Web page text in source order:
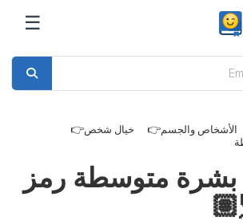
☰
الأشخاص والجسم
خيال شخص
بشرة متوسطة رمز